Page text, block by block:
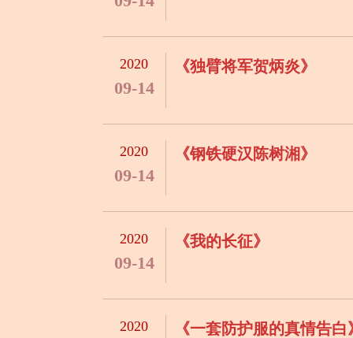
2020
09-14
《独臂将军贺炳炎》
2020
09-14
《钢铁硬汉陈树湘》
2020
09-14
《我的长征》
2020 《一套防护服的真情告白